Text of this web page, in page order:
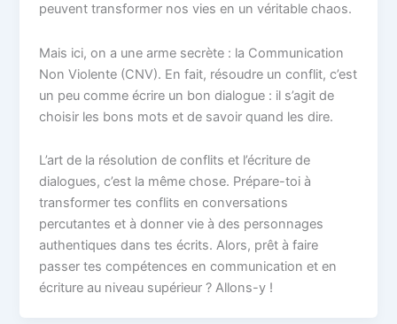
peuvent transformer nos vies en un véritable chaos.
Mais ici, on a une arme secrète : la Communication
Non Violente (CNV). En fait, résoudre un conflit, c’est
un peu comme écrire un bon dialogue : il s’agit de
choisir les bons mots et de savoir quand les dire.
L’art de la résolution de conflits et l’écriture de
dialogues, c’est la même chose. Prépare-toi à
transformer tes conflits en conversations
percutantes et à donner vie à des personnages
authentiques dans tes écrits. Alors, prêt à faire
passer tes compétences en communication et en
écriture au niveau supérieur ? Allons-y !